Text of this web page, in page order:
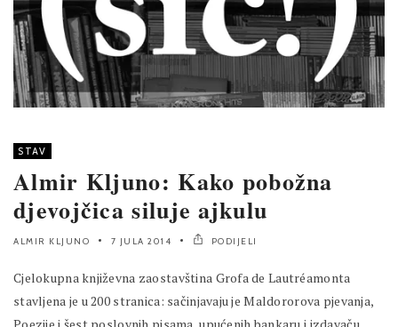
STAV
Almir Kljuno: Kako pobožna
djevojčica siluje ajkulu
ALMIR KLJUNO 7 JULA 2014 PODIJELI
Cjelokupna književna zaostavština Grofa de Lautréamonta
stavljena je u 200 stranica: sačinjavaju je Maldororova pjevanja,